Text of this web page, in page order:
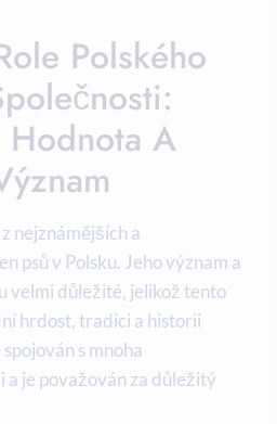
Polského
Hodnota A
nejznámějších a
psů v Polsku. Jeho význam a
velmi důležité, jelikož tento
hrdost, tradici a historii
s mnoha
je považován za důležitý